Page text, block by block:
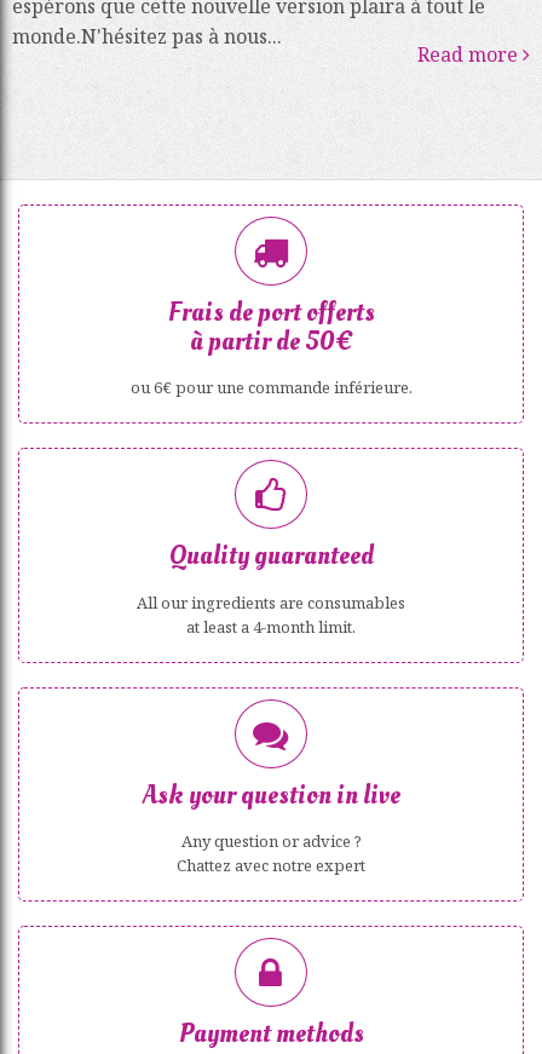
espérons que cette nouvelle version plaira à tout le
monde.N'hésitez pas à nous...
Read more
Frais de port offerts
à partir de 50€
ou 6€ pour une commande inférieure.
Quality guaranteed
All our ingredients are consumables
at least a 4-month limit.
Ask your question in live
Any question or advice ?
Chattez avec notre expert
Payment methods